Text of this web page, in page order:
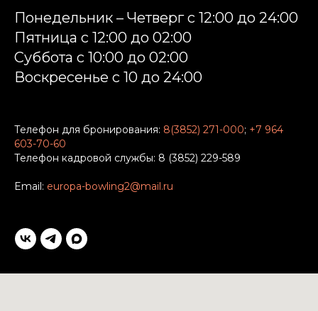
Понедельник – Четверг с 12:00 до 24:00
Пятница с 12:00 до 02:00
Суббота c 10:00 до 02:00
Воскресенье с 10 до 24:00
Телефон для бронирования: 8(3852) 271-000; +7 964
603-70-60
Телефон кадровой службы: 8 (3852) 229-589
Email: europa-bowling2@mail.ru